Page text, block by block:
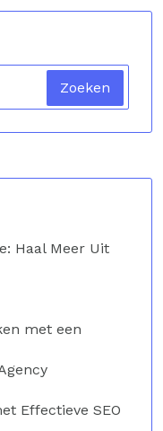
Zoeken
Haal Meer Uit
met een
Effectieve SEO